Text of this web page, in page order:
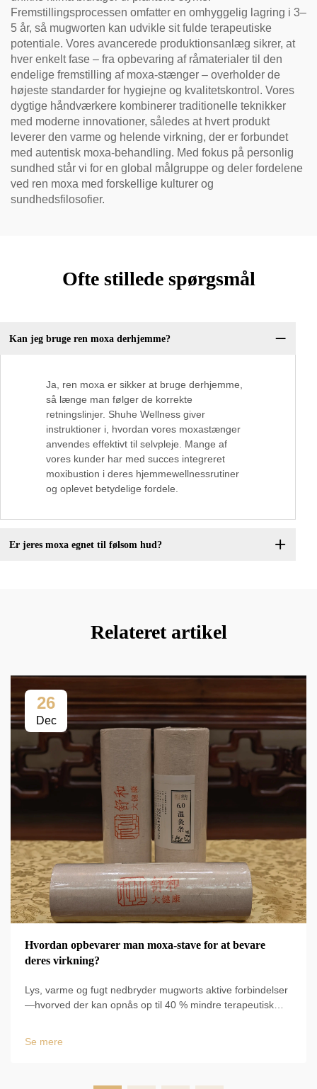
Fremstillingsprocessen omfatter en omhyggelig lagring i 3–
5 år, så mugworten kan udvikle sit fulde terapeutiske
potentiale. Vores avancerede produktionsanlæg sikrer, at
hver enkelt fase – fra opbevaring af råmaterialer til den
endelige fremstilling af moxa-stænger – overholder de
højeste standarder for hygiejne og kvalitetskontrol. Vores
dygtige håndværkere kombinerer traditionelle teknikker
med moderne innovationer, således at hvert produkt
leverer den varme og helende virkning, der er forbundet
med autentisk moxa-behandling. Med fokus på personlig
sundhed står vi for en global målgruppe og deler fordelene
ved ren moxa med forskellige kulturer og
sundhedsfilosofier.
Ofte stillede spørgsmål
Kan jeg bruge ren moxa derhjemme?
Ja, ren moxa er sikker at bruge derhjemme,
så længe man følger de korrekte
retningslinjer. Shuhe Wellness giver
instruktioner i, hvordan vores moxastænger
anvendes effektivt til selvpleje. Mange af
vores kunder har med succes integreret
moxibustion i deres hjemmewellnessrutiner
og oplevet betydelige fordele.
Er jeres moxa egnet til følsom hud?
Relateret artikel
26
Dec
Hvordan opbevarer man moxa-stave for at bevare
deres virkning?
Lys, varme og fugt nedbryder mugworts aktive forbindelser
—hvorved der kan opnås op til 40 % mindre terapeutisk
Se mere